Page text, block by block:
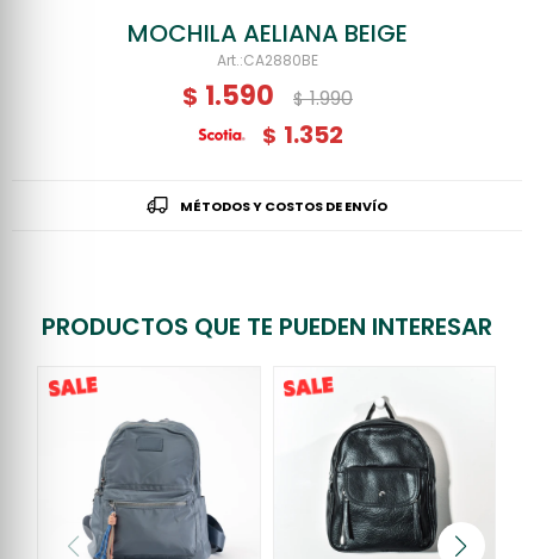
MOCHILA AELIANA BEIGE
CA2880BE
$ 1.590 $ 1.990
$ 1.352
MÉTODOS Y COSTOS DE ENVÍO
PRODUCTOS QUE TE PUEDEN INTERESAR